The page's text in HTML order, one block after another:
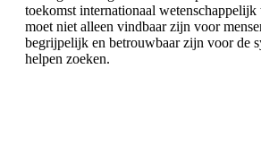
toekomst internationaal
moet niet alleen vindbaar zijn voor
begrijpelijk en betrouwbaar zijn voor de
helpen zoeken.